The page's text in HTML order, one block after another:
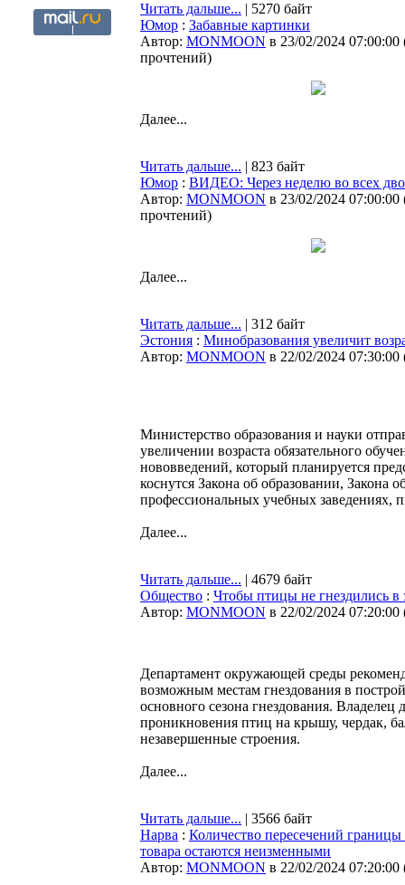
Читать дальше... | 5270 байт
Юмор : Забавные картинки
Автор: MONMOON в 23/02/2024 07:00:00
прочтений)
Далее...
Читать дальше... | 823 байт
Юмор : ВИДЕО: Через неделю во всех
Автор: MONMOON в 23/02/2024 07:00:00
прочтений)
Далее...
Читать дальше... | 312 байт
Эстония : Минобразования увеличит
Автор: MONMOON в 22/02/2024 07:30:00
Министерство образования и науки
увеличении возраста обязательного
нововведений, который планируется
коснутся Закона об образовании, Закона
профессиональных учебных заведениях,
Далее...
Читать дальше... | 4679 байт
Общество : Чтобы птицы не гнездились в
Автор: MONMOON в 22/02/2024 07:20:00
Департамент окружающей среды
возможным местам гнездования в
основного сезона гнездования.
проникновения птиц на крышу, чердак,
незавершенные строения.
Далее...
Читать дальше... | 3566 байт
Нарва : Количество пересечений
товара остаются неизменными
Автор: MONMOON в 22/02/2024 07:20:00